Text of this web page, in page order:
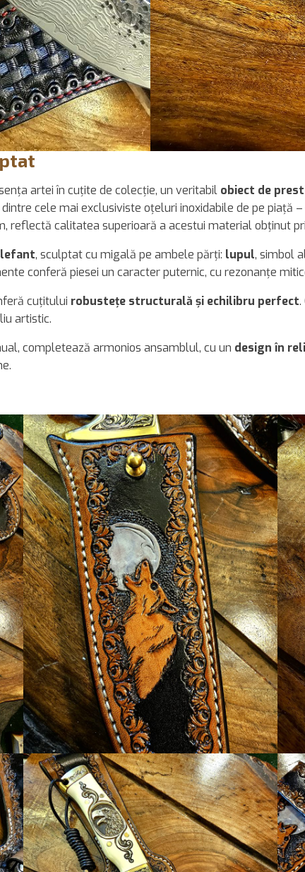
artei în cuțite de colecție, un veritabil obiect de
dintre cele mai exclusiviste oțeluri inoxidabile de pe piață
reflectă calitatea superioară a acestui material obținut
, sculptat cu migală pe ambele părți: lupul, simbol
conferă piesei un caracter puternic, cu rezonanțe
cuțitului robustețe structurală și echilibru perfect.
artistic.
completează armonios ansamblul, cu un design în